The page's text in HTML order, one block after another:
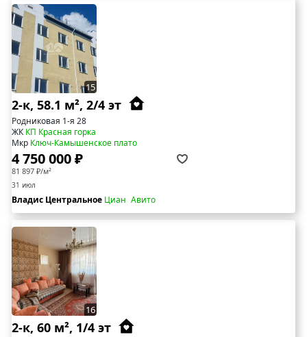
15
2-к, 58.1 м², 2/4 эт
Родниковая 1-я 28
ЖККП Красная горка
Мкр Ключ-Камышенское плато
4 750 000 ₽
81 897 ₽/м²
31 июл
Владис Центральное Циан Авито
16
2-к, 60 м², 1/4 эт